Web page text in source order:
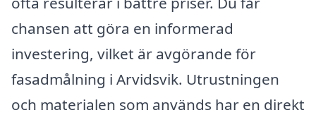
chansen att göra en informerad
investering, vilket är avgörande för
fasadmålning i Arvidsvik. Utrustningen
och materialen som används har en direkt